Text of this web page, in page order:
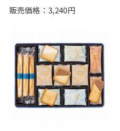
販売価格：3,240円